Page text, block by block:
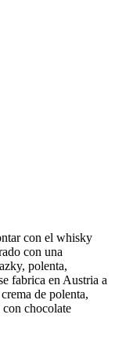
con el whisky
con una
polenta,
fabrica en Austria a
de polenta,
chocolate